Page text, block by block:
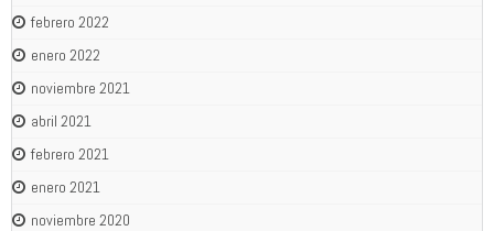
febrero 2022
enero 2022
noviembre 2021
abril 2021
febrero 2021
enero 2021
noviembre 2020